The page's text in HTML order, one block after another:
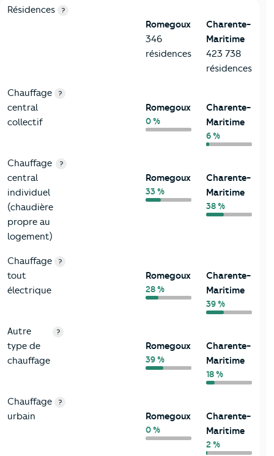
8-Chauffage
Critères Romegoux
Résidences ?
Romegoux
346
résidences
Charente-
Maritime
423 738
résidences
Chauffage
central
collectif
?
Romegoux
0 %
Charente-
Maritime
6 %
Chauffage
central
individuel
(chaudière
propre au
logement)
?
Romegoux
33 %
Charente-
Maritime
38 %
Chauffage
tout
électrique
?
Romegoux
28 %
Charente-
Maritime
39 %
Autre
type de
chauffage
?
Romegoux
39 %
Charente-
Maritime
18 %
Chauffage
urbain
?
Romegoux
0 %
Charente-
Maritime
2 %